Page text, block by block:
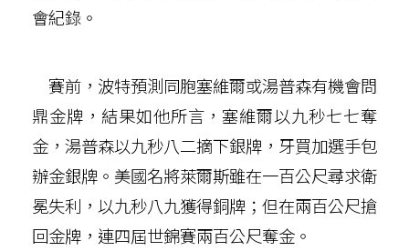
會紀錄。
賽前，波特預測同胞塞維爾或湯普森有機會問
鼎金牌，結果如他所言，塞維爾以九秒七七奪
金，湯普森以九秒八二摘下銀牌，牙買加選手包
辦金銀牌。美國名將萊爾斯雖在一百公尺尋求衛
冕失利，以九秒八九獲得銅牌；但在兩百公尺搶
回金牌，連四屆世錦賽兩百公尺奪金。